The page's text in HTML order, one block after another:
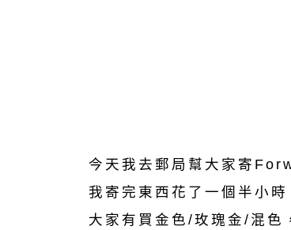
今天我去郵局幫大家寄
我寄完東西花了一個半小
大家有買金色/玫瑰金/混色